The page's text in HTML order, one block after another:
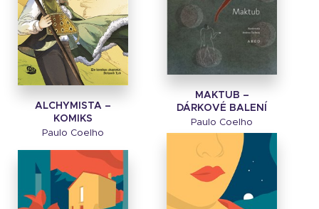
ALCHYMISTA –
KOMIKS
Paulo Coelho
MAKTUB –
DÁRKOVÉ BALENÍ
Paulo Coelho